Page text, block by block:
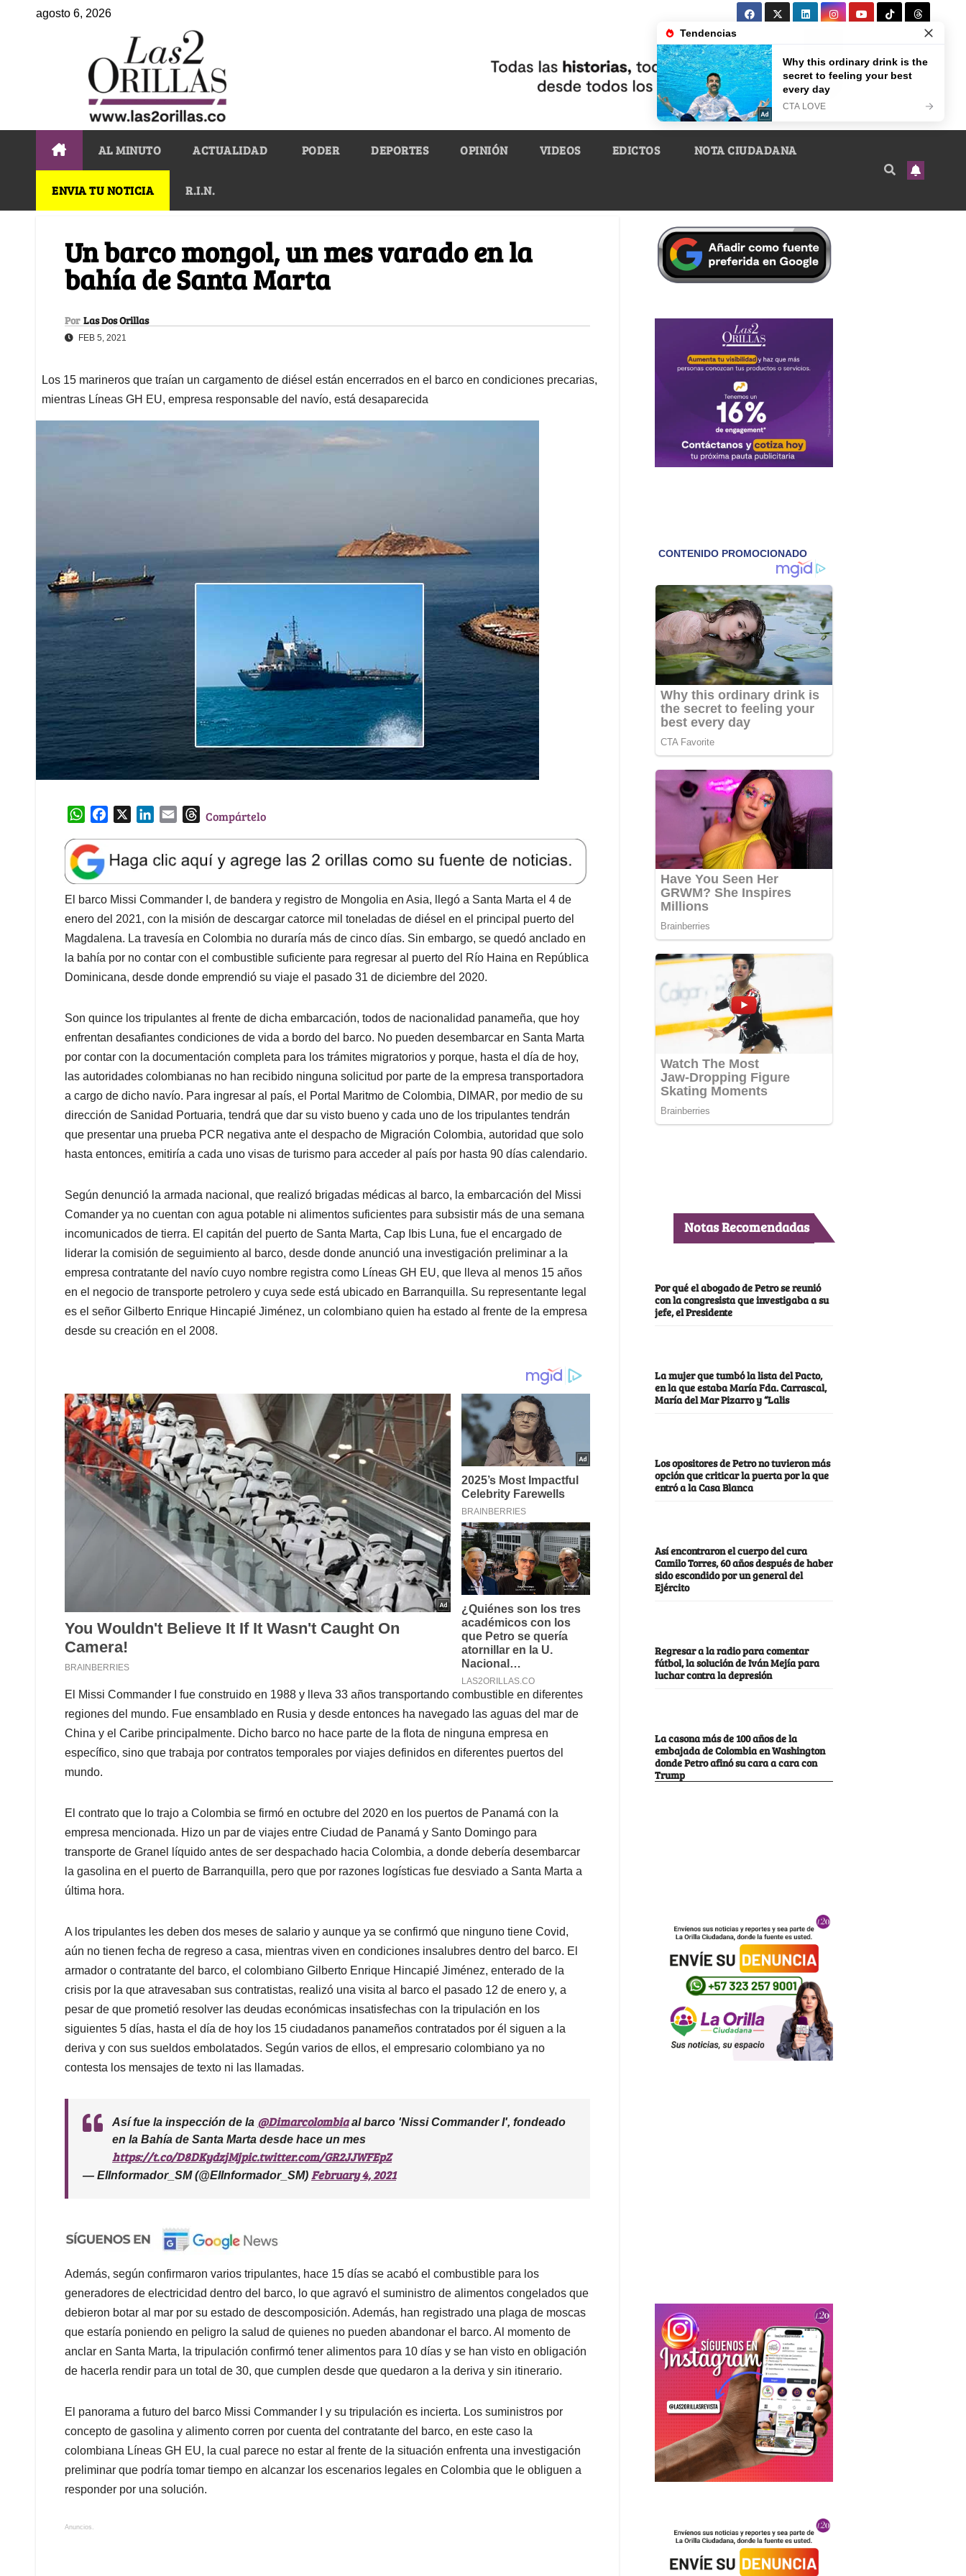
agosto 6, 2026
AL MINUTO ACTUALIDAD PODER DEPORTES OPINIÓN VIDEOS EDICTOS NOTA CIUDADANA
ENVIA TU NOTICIA R.I.N.
Un barco mongol, un mes varado en la
bahía de Santa Marta
Por Las Dos Orillas
FEB 5, 2021
Los 15 marineros que traían un cargamento de diésel están encerrados en el barco en condiciones precarias,
mientras Líneas GH EU, empresa responsable del navío, está desaparecida
W
a
t
s
A
p
p
e
b
o
o
k
k
e
d
I
n
l
T
e
a
d
s
Compártelo
El barco Missi Commander I, de bandera y registro de Mongolia en Asia, llegó a Santa Marta el 4 de
enero del 2021, con la misión de descargar catorce mil toneladas de diésel en el principal puerto del
Magdalena. La travesía en Colombia no duraría más de cinco días. Sin embargo, se quedó anclado en
la bahía por no contar con el combustible suficiente para regresar al puerto del Río Haina en República
Dominicana, desde donde emprendió su viaje el pasado 31 de diciembre del 2020.
Son quince los tripulantes al frente de dicha embarcación, todos de nacionalidad panameña, que hoy
enfrentan desafiantes condiciones de vida a bordo del barco. No pueden desembarcar en Santa Marta
por contar con la documentación completa para los trámites migratorios y porque, hasta el día de hoy,
las autoridades colombianas no han recibido ninguna solicitud por parte de la empresa transportadora
a cargo de dicho navío. Para ingresar al país, el Portal Maritmo de Colombia, DIMAR, por medio de su
dirección de Sanidad Portuaria, tendrá que dar su visto bueno y cada uno de los tripulantes tendrán
que presentar una prueba PCR negativa ante el despacho de Migración Colombia, autoridad que solo
hasta entonces, emitiría a cada uno visas de turismo para acceder al país por hasta 90 días calendario.
Según denunció la armada nacional, que realizó brigadas médicas al barco, la embarcación del Missi
Comander ya no cuentan con agua potable ni alimentos suficientes para subsistir más de una semana
incomunicados de tierra. El capitán del puerto de Santa Marta, Cap Ibis Luna, fue el encargado de
liderar la comisión de seguimiento al barco, desde donde anunció una investigación preliminar a la
empresa contratante del navío cuyo nombre registra como Líneas GH EU, que lleva al menos 15 años
en el negocio de transporte petrolero y cuya sede está ubicado en Barranquilla. Su representante legal
es el señor Gilberto Enrique Hincapié Jiménez, un colombiano quien ha estado al frente de la empresa
desde su creación en el 2008.
El Missi Commander I fue construido en 1988 y lleva 33 años transportando combustible en diferentes
regiones del mundo. Fue ensamblado en Rusia y desde entonces ha navegado las aguas del mar de
China y el Caribe principalmente. Dicho barco no hace parte de la flota de ninguna empresa en
específico, sino que trabaja por contratos temporales por viajes definidos en diferentes puertos del
mundo.
El contrato que lo trajo a Colombia se firmó en octubre del 2020 en los puertos de Panamá con la
empresa mencionada. Hizo un par de viajes entre Ciudad de Panamá y Santo Domingo para
transporte de Granel líquido antes de ser despachado hacia Colombia, a donde debería desembarcar
la gasolina en el puerto de Barranquilla, pero que por razones logísticas fue desviado a Santa Marta a
última hora.
A los tripulantes les deben dos meses de salario y aunque ya se confirmó que ninguno tiene Covid,
aún no tienen fecha de regreso a casa, mientras viven en condiciones insalubres dentro del barco. El
armador o contratante del barco, el colombiano Gilberto Enrique Hincapié Jiménez, enterado de la
crisis por la que atravesaban sus contratistas, realizó una visita al barco el pasado 12 de enero y, a
pesar de que prometió resolver las deudas económicas insatisfechas con la tripulación en los
siguientes 5 días, hasta el día de hoy los 15 ciudadanos panameños contratados por él siguen a la
deriva y con sus sueldos embolatados. Según varios de ellos, el empresario colombiano ya no
contesta los mensajes de texto ni las llamadas.
Así fue la inspección de la @Dimarcolombiaal barco 'Nissi Commander I', fondeado
en la Bahía de Santa Marta desde hace un mes
https://t.co/D8DKydzjMjpic.twitter.com/GR2JJWFEpZ
— ElInformador_SM (@ElInformador_SM) February 4, 2021
Además, según confirmaron varios tripulantes, hace 15 días se acabó el combustible para los
generadores de electricidad dentro del barco, lo que agravó el suministro de alimentos congelados que
debieron botar al mar por su estado de descomposición. Además, han registrado una plaga de moscas
que estaría poniendo en peligro la salud de quienes no pueden abandonar el barco. Al momento de
anclar en Santa Marta, la tripulación confirmó tener alimentos para 10 días y se han visto en obligación
de hacerla rendir para un total de 30, que cumplen desde que quedaron a la deriva y sin itinerario.
El panorama a futuro del barco Missi Commander I y su tripulación es incierta. Los suministros por
concepto de gasolina y alimento corren por cuenta del contratante del barco, en este caso la
colombiana Líneas GH EU, la cual parece no estar al frente de la situación enfrenta una investigación
preliminar que podría tomar tiempo en alcanzar los escenarios legales en Colombia que le obliguen a
responder por una solución.
Anuncios.
Notas Recomendadas
Por qué el abogado de Petro se reunió
con la congresista que investigaba a su
jefe, el Presidente
La mujer que tumbó la lista del Pacto,
en la que estaba María Fda. Carrascal,
María del Mar Pizarro y “Lalis
Los opositores de Petro no tuvieron más
opción que criticar la puerta por la que
entró a la Casa Blanca
Así encontraron el cuerpo del cura
Camilo Torres, 60 años después de haber
sido escondido por un general del
Ejército
Regresar a la radio para comentar
fútbol, la solución de Iván Mejía para
luchar contra la depresión
La casona más de 100 años de la
embajada de Colombia en Washington
donde Petro afinó su cara a cara con
Trump